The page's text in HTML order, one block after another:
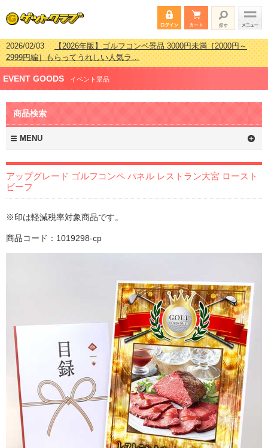
2026/02/03
【2026年版】ゴルフコンペ景品 3000円未満［2000円～
2999円編］もらってうれしい人気ラ…
2026/07/15【2026年版】ビンゴゲーム景品おすすめ金額別人気ランキ
ング 更新しました！
2026/04/03【2026年版】ゴルフコンペ景品 3000円未満［2000円～
2999円編］もらってうれしい人気ラ…
新しました！
EVENT GOODS イベント景品
商品検索
MENU
アップグレード ゴルフコンペ パネル レストラン大宮 ロースト
ビーフ
※印は軽減税率対象商品です。
商品コード：1019298-cp